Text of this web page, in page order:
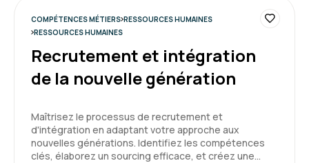
Lisa B. Le 26/11/2025
bcp de modele et de loi. Peu appliqué en terme
d'outils managériaux pour faire face a des
situations qui peuvent déraper.
Formation : Connaître et prévenir les risques
psychosociaux
COMPÉTENCES MÉTIERS RESSOURCES HUMAINES
RESSOURCES HUMAINES
Recrutement et intégration
de la nouvelle génération
Maîtrisez le processus de recrutement et
d'intégration en adaptant votre approche aux
nouvelles générations. Identifiez les compétences
clés, élaborez un sourcing efficace, et créez une…